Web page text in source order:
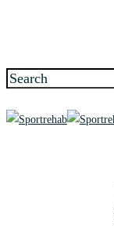
content
Close